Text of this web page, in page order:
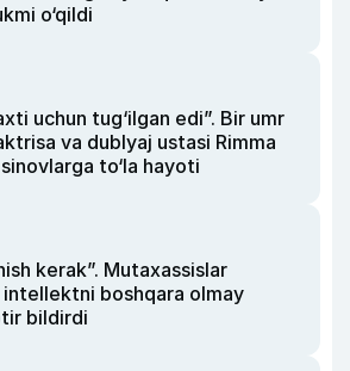
o‘qildi
uchun tug‘ilgan edi”. Bir umr
va dublyaj ustasi Rimma
to‘la hayoti
kerak”. Mutaxassislar
intellektni boshqara olmay
bildirdi